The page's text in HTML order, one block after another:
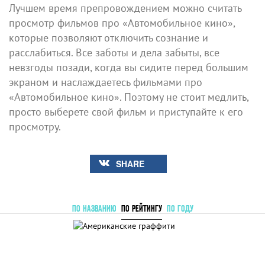
Лучшем время препровождением можно считать
просмотр фильмов про «Автомобильное кино»,
которые позволяют отключить сознание и
расслабиться. Все заботы и дела забыты, все
невзгоды позади, когда вы сидите перед большим
экраном и наслаждаетесь фильмами про
«Автомобильное кино». Поэтому не стоит медлить,
просто выберете свой фильм и приступайте к его
просмотру.
SHARE
ПО НАЗВАНИЮ ПО РЕЙТИНГУ ПО ГОДУ